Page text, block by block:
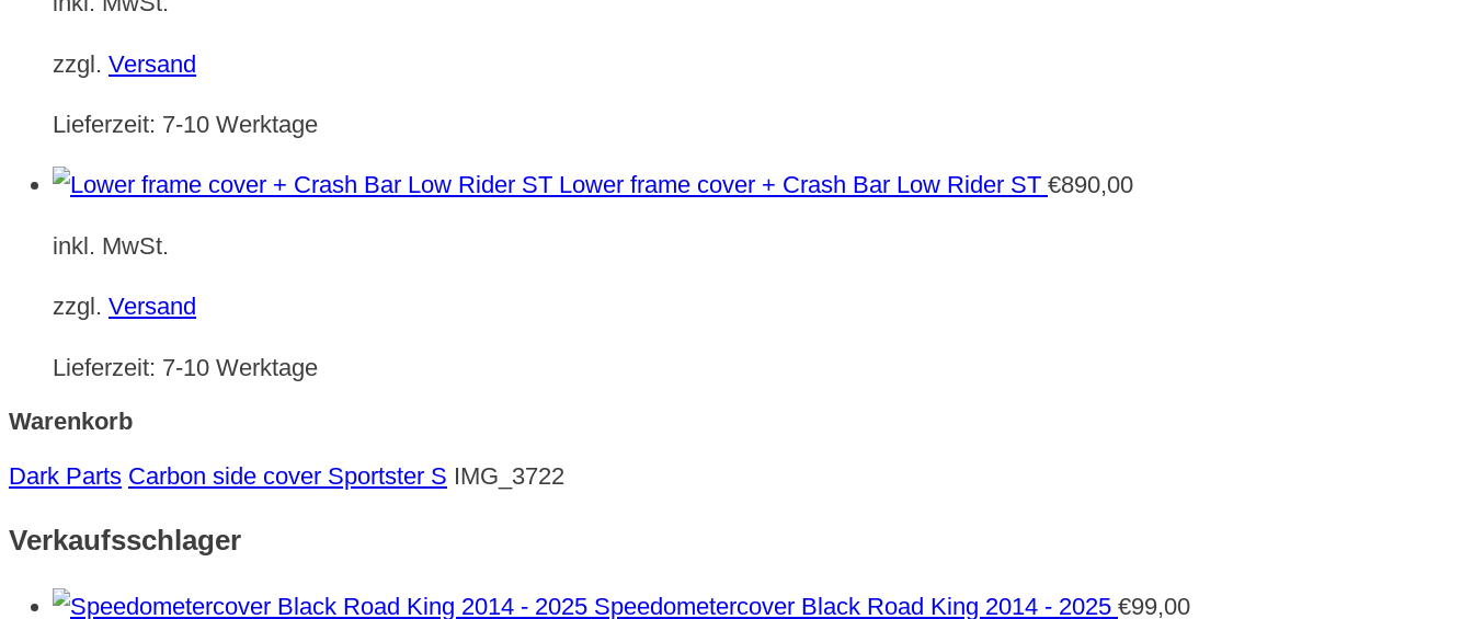
zzgl. Versand
Lieferzeit: 7-10 Werktage
Lower frame cover + Crash Bar Low Rider ST €890,00
inkl. MwSt.
zzgl. Versand
Lieferzeit: 7-10 Werktage
Warenkorb
Dark Parts Carbon side cover Sportster S IMG_3722
Verkaufsschlager
Speedometercover Black Road King 2014 - 2025 €99,00